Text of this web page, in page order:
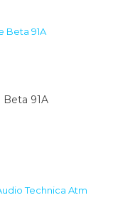
91A